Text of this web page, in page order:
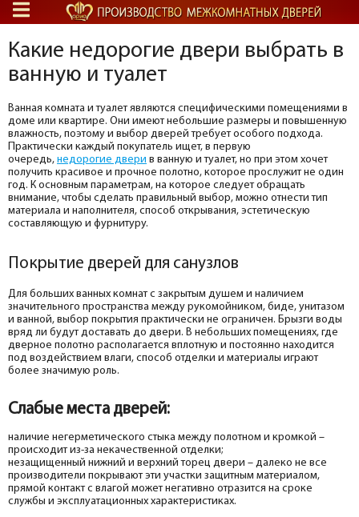
Какие недорогие двери выбрать в
ванную и туалет
Ванная комната и туалет являются специфическими помещениями в
доме или квартире. Они имеют небольшие размеры и повышенную
влажность, поэтому и выбор дверей требует особого подхода.
Практически каждый покупатель ищет, в первую
очередь, недорогие двери в ванную и туалет, но при этом хочет
получить красивое и прочное полотно, которое прослужит не один
год. К основным параметрам, на которое следует обращать
внимание, чтобы сделать правильный выбор, можно отнести тип
материала и наполнителя, способ открывания, эстетическую
составляющую и фурнитуру.
Покрытие дверей для санузлов
Для больших ванных комнат с закрытым душем и наличием
значительного пространства между рукомойником, биде, унитазом
и ванной, выбор покрытия практически не ограничен. Брызги воды
вряд ли будут доставать до двери. В небольших помещениях, где
дверное полотно располагается вплотную и постоянно находится
под воздействием влаги, способ отделки и материалы играют
более значимую роль.
Слабые места дверей:
наличие негерметического стыка между полотном и кромкой –
происходит из-за некачественной отделки;
незащищенный нижний и верхний торец двери – далеко не все
производители покрывают эти участки защитным материалом,
прямой контакт с влагой может негативно отразится на сроке
службы и эксплуатационных характеристиках.